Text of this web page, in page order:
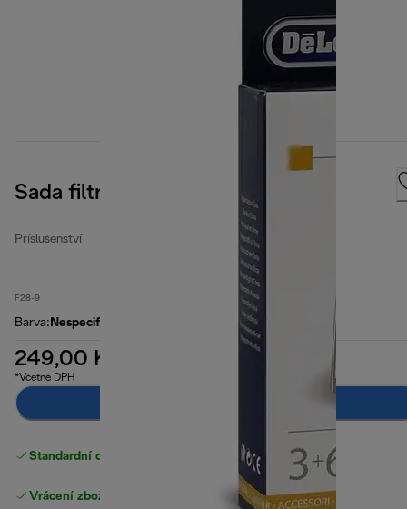
Sada filtrů pro fritézy
Příslušenství
F28-9
Barva: Nespecifikované
249,00 Kč
*Včetně DPH
Standardní doručení zdarma nad 1200 Kč
Vrácení zboží zdarma